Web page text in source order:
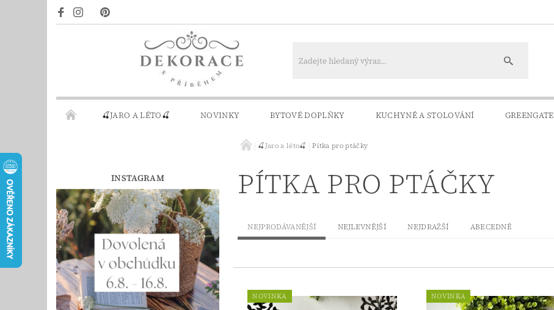
🍒JARO A LÉTO🍒 NOVINKY BYTOVÉ DOPLŇKY KUCHYNĚ A STOLOVÁNÍ GREENGATE
PRO INSPIRACI KONTAKTY DOPRAVA A PLATBA
INSTAGRAM
🍒Jaro a léto🍒 Pítka pro ptáčky
PÍTKA PRO PTÁČKY
NEJPRODÁVANĚJŠÍ NEJLEVNĚJŠÍ NEJDRAŽŠÍ ABECEDNĚ
NOVINKA NOVINKA